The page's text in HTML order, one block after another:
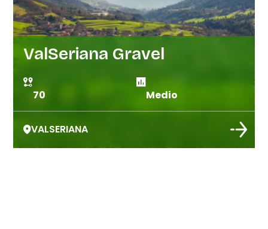
ValSeriana Gravel
70 Medio
VALSERIANA